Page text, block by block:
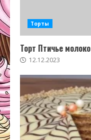
Торты
Торт Птичье молоко
12.12.2023